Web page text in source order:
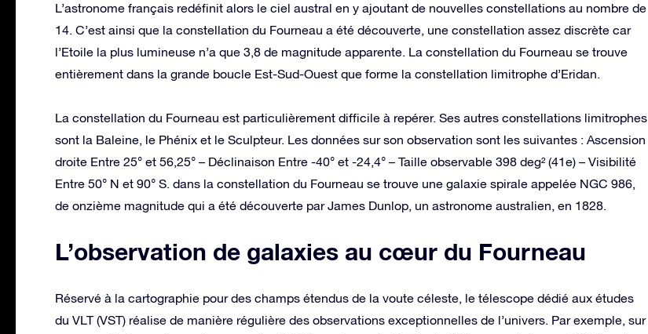
L’astronome français redéfinit alors le ciel austral en y ajoutant de nouvelles constellations au nombre de
14. C’est ainsi que la constellation du Fourneau a été découverte, une constellation assez discrète car
l’Etoile la plus lumineuse n’a que 3,8 de magnitude apparente. La constellation du Fourneau se trouve
entièrement dans la grande boucle Est-Sud-Ouest que forme la constellation limitrophe d’Eridan.
La constellation du Fourneau est particulièrement difficile à repérer. Ses autres constellations limitrophes
sont la Baleine, le Phénix et le Sculpteur. Les données sur son observation sont les suivantes : Ascension
droite Entre 25° et 56,25° – Déclinaison Entre -40° et -24,4° – Taille observable 398 deg² (41e) – Visibilité
Entre 50° N et 90° S. dans la constellation du Fourneau se trouve une galaxie spirale appelée NGC 986,
de onzième magnitude qui a été découverte par James Dunlop, un astronome australien, en 1828.
L’observation de galaxies au cœur du Fourneau
Réservé à la cartographie pour des champs étendus de la voute céleste, le télescope dédié aux études
du VLT (VST) réalise de manière régulière des observations exceptionnelles de l’univers. Par exemple, sur